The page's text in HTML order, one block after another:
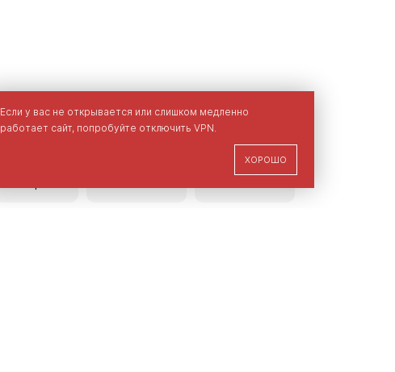
Наличие
Если у вас не открывается или слишком медленно
работает сайт, попробуйте отключить VPN.
ХОРОШО